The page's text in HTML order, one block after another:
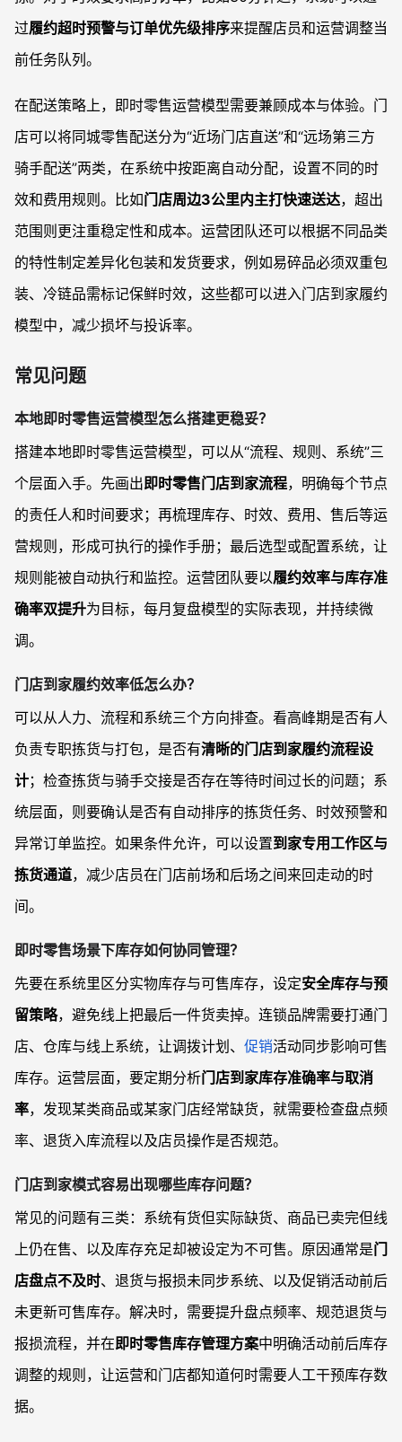
过履约超时预警与订单优先级排序来提醒店员和运营调整当
前任务队列。
在配送策略上，即时零售运营模型需要兼顾成本与体验。门
店可以将同城零售配送分为“近场门店直送”和“远场第三方
骑手配送”两类，在系统中按距离自动分配，设置不同的时
效和费用规则。比如门店周边3公里内主打快速送达，超出
范围则更注重稳定性和成本。运营团队还可以根据不同品类
的特性制定差异化包装和发货要求，例如易碎品必须双重包
装、冷链品需标记保鲜时效，这些都可以进入门店到家履约
模型中，减少损坏与投诉率。
常见问题
本地即时零售运营模型怎么搭建更稳妥？
搭建本地即时零售运营模型，可以从“流程、规则、系统”三
个层面入手。先画出即时零售门店到家流程，明确每个节点
的责任人和时间要求；再梳理库存、时效、费用、售后等运
营规则，形成可执行的操作手册；最后选型或配置系统，让
规则能被自动执行和监控。运营团队要以履约效率与库存准
确率双提升为目标，每月复盘模型的实际表现，并持续微
调。
门店到家履约效率低怎么办？
可以从人力、流程和系统三个方向排查。看高峰期是否有人
负责专职拣货与打包，是否有清晰的门店到家履约流程设
计；检查拣货与骑手交接是否存在等待时间过长的问题；系
统层面，则要确认是否有自动排序的拣货任务、时效预警和
异常订单监控。如果条件允许，可以设置到家专用工作区与
拣货通道，减少店员在门店前场和后场之间来回走动的时
间。
即时零售场景下库存如何协同管理？
先要在系统里区分实物库存与可售库存，设定安全库存与预
留策略，避免线上把最后一件货卖掉。连锁品牌需要打通门
店、仓库与线上系统，让调拨计划、 促销活动同步影响可售
库存。运营层面，要定期分析门店到家库存准确率与取消
率，发现某类商品或某家门店经常缺货，就需要检查盘点频
率、退货入库流程以及店员操作是否规范。
门店到家模式容易出现哪些库存问题？
常见的问题有三类：系统有货但实际缺货、商品已卖完但线
上仍在售、以及库存充足却被设定为不可售。原因通常是门
店盘点不及时、退货与报损未同步系统、以及促销活动前后
未更新可售库存。解决时，需要提升盘点频率、规范退货与
报损流程，并在即时零售库存管理方案中明确活动前后库存
调整的规则，让运营和门店都知道何时需要人工干预库存数
据。